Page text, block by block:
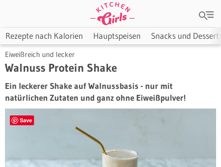
Rezepte nach Kalorien Hauptspeisen Snacks und
Eiweißreich und lecker
Walnuss Protein Shake
Ein leckerer Shake auf Walnussbasis - nur mit
natürlichen Zutaten und ganz ohne Eiweißpulver!
Save